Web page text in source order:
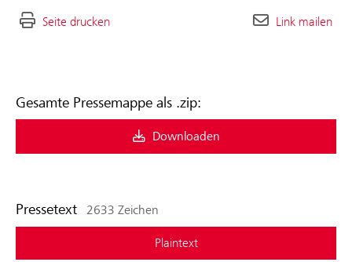
Gesamte Pressemappe als .zip:
Downloaden
Pressetext 2633 Zeichen
Plaintext
Seite drucken Link mailen